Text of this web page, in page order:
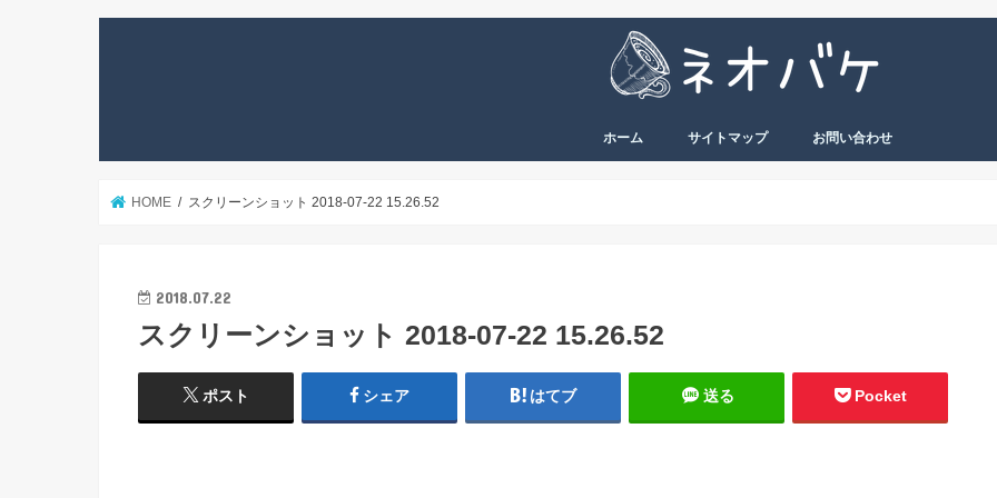
ホーム サイトマップ お問い合わせ
HOME スクリーンショット 2018-07-22 15.26.52
2018.07.22
スクリーンショット 2018-07-22 15.26.52
ポスト シェア はてブ 送る Pocket